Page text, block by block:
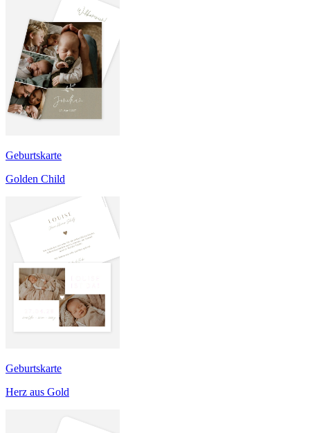
Geburtskarte
Golden Child
Geburtskarte
Herz aus Gold